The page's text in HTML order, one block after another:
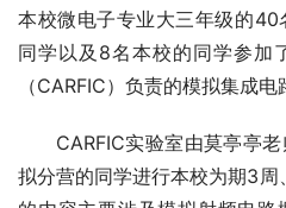
本校微电子专业大三年级的40
同学以及8名本校的同学参加
（CARFIC）负责的模拟集成电
CARFIC实验室由莫亭亭
拟分营的同学进行本校为期3周